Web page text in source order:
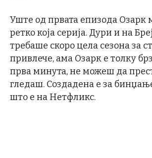
Уште од првата епизода Озарк
ретко која серија. Дури и на
требаше скоро цела сезона за
привлече, ама Озарк е толку
прва минута, не можеш да
гледаш. Создадена е за
што е на Нетфликс.